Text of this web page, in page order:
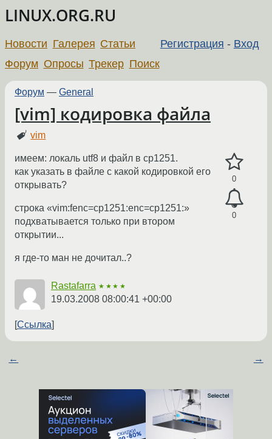
LINUX.ORG.RU
Регистрация - Вход
Новости Галерея Статьи
Форум Опросы Трекер Поиск
Форум — General
[vim] кодировка файла
vim
0
0
имеем: локаль utf8 и файл в cp1251.
как указать в файле с какой кодировкой его
открывать?
строка «vim:fenc=cp1251:enc=cp1251:»
подхватывается только при втором
открытии...
я где-то ман не дочитал..?
Rastafarra ★★★★
19.03.2008 08:00:41 +00:00
Ссылка
← →